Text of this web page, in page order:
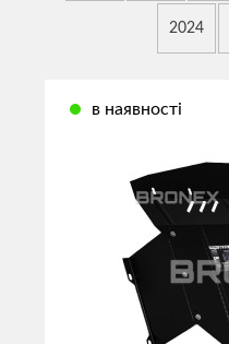
2024
в наявності